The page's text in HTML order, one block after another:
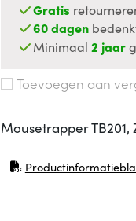
Gratis
60 dagen
Minimaal2 jaar
Toevoegen aan
Mousetrapper
(opent in nieuw venster)